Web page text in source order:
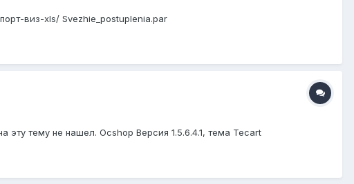
виз-xls/ Svezhie_postuplenia.par
эту тему не нашел. Ocshop Версия 1.5.6.4.1, тема Tecart